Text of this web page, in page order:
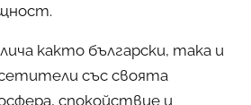
както български, така и
със своята
спокойствие и